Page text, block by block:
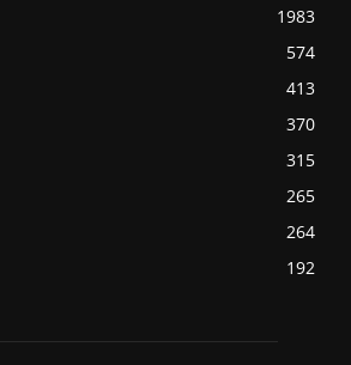
1983
574
413
370
315
265
264
192